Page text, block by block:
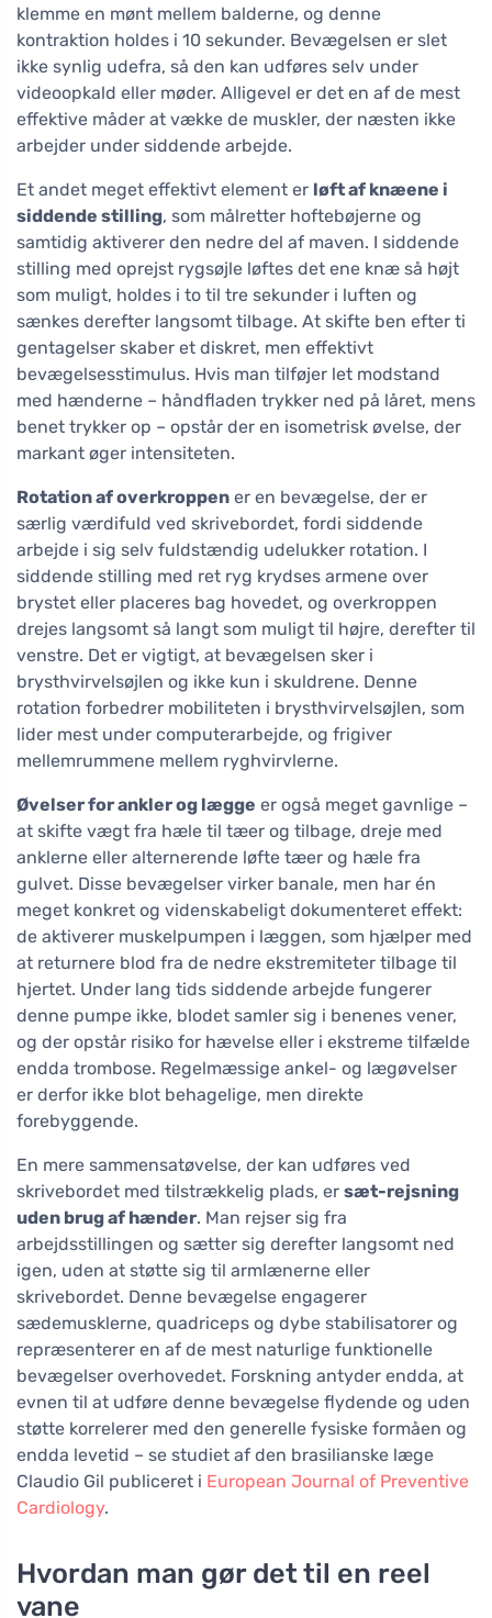
klemme en mønt mellem balderne, og denne
kontraktion holdes i 10 sekunder. Bevægelsen er slet
ikke synlig udefra, så den kan udføres selv under
videoopkald eller møder. Alligevel er det en af de mest
effektive måder at vække de muskler, der næsten ikke
arbejder under siddende arbejde.
Et andet meget effektivt element er løft af knæene i
siddende stilling, som målretter hoftebøjerne og
samtidig aktiverer den nedre del af maven. I siddende
stilling med oprejst rygsøjle løftes det ene knæ så højt
som muligt, holdes i to til tre sekunder i luften og
sænkes derefter langsomt tilbage. At skifte ben efter ti
gentagelser skaber et diskret, men effektivt
bevægelsesstimulus. Hvis man tilføjer let modstand
med hænderne – håndfladen trykker ned på låret, mens
benet trykker op – opstår der en isometrisk øvelse, der
markant øger intensiteten.
Rotation af overkroppen er en bevægelse, der er
særlig værdifuld ved skrivebordet, fordi siddende
arbejde i sig selv fuldstændig udelukker rotation. I
siddende stilling med ret ryg krydses armene over
brystet eller placeres bag hovedet, og overkroppen
drejes langsomt så langt som muligt til højre, derefter til
venstre. Det er vigtigt, at bevægelsen sker i
brysthvirvelsøjlen og ikke kun i skuldrene. Denne
rotation forbedrer mobiliteten i brysthvirvelsøjlen, som
lider mest under computerarbejde, og frigiver
mellemrummene mellem ryghvirvlerne.
Øvelser for ankler og lægge er også meget gavnlige –
at skifte vægt fra hæle til tæer og tilbage, dreje med
anklerne eller alternerende løfte tæer og hæle fra
gulvet. Disse bevægelser virker banale, men har én
meget konkret og videnskabeligt dokumenteret effekt:
de aktiverer muskelpumpen i læggen, som hjælper med
at returnere blod fra de nedre ekstremiteter tilbage til
hjertet. Under lang tids siddende arbejde fungerer
denne pumpe ikke, blodet samler sig i benenes vener,
og der opstår risiko for hævelse eller i ekstreme tilfælde
endda trombose. Regelmæssige ankel- og lægøvelser
er derfor ikke blot behagelige, men direkte
forebyggende.
En mere sammensatøvelse, der kan udføres ved
skrivebordet med tilstrækkelig plads, er sæt-rejsning
uden brug af hænder. Man rejser sig fra
arbejdsstillingen og sætter sig derefter langsomt ned
igen, uden at støtte sig til armlænerne eller
skrivebordet. Denne bevægelse engagerer
sædemusklerne, quadriceps og dybe stabilisatorer og
repræsenterer en af de mest naturlige funktionelle
bevægelser overhovedet. Forskning antyder endda, at
evnen til at udføre denne bevægelse flydende og uden
støtte korrelerer med den generelle fysiske formåen og
endda levetid – se studiet af den brasilianske læge
Claudio Gil publiceret i European Journal of Preventive
Cardiology.
Hvordan man gør det til en reel
vane